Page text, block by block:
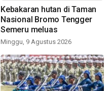
Kebakaran hutan di Taman
Nasional Bromo Tengger
Semeru meluas
Minggu, 9 Agustus 2026